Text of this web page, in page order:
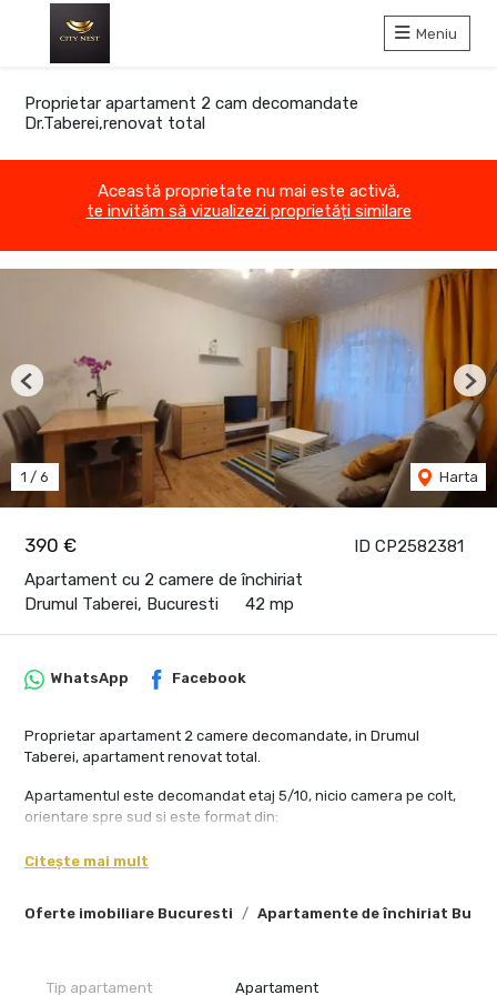
Meniu
Proprietar apartament 2 cam decomandate
Dr.Taberei,renovat total
Această proprietate nu mai este activă,
te invităm să vizualizezi proprietăți similare
ID CP2582381
390 €
Apartament cu 2 camere de închiriat
Drumul Taberei, Bucuresti
42 mp
1 / 6 Harta
Previous
Oferte imobiliare Bucuresti Apartamente de închiriat
WhatsApp Facebook
Proprietar apartament 2 camere decomandate, in Drumul
Taberei, apartament renovat total.
Apartamentul este decomandat etaj 5/10, nicio camera pe colt,
orientare spre sud si este format din:
-bucatarie-complet utilata, masina de spalat rufe.
-instalatii termice (calorifere noi) si electrice noi.
Apartamentul este dotat cu:
Citește mai mult
Tip apartament Apartament